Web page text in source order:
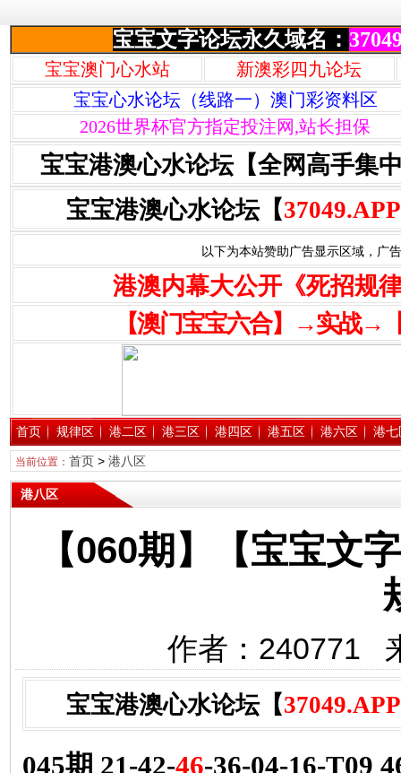
宝宝文字论坛永久域名：
宝宝澳门心水站
新澳彩四九论坛
宝宝心水论坛（线路一）澳门彩资料区
2026世界杯官方指定投注网,站长担保
宝宝港澳心水论坛【全网高手集
宝宝港澳心水论坛【37049.APP
以下为本站赞助广告显示区域，广
港澳内幕大公开《死招规
【澳门宝宝六合】→实战→
首页 规律区 港二区 港三区 港四区 港五区 港六区 港七
当前位置： 首页> 港八区
港八区
【060期】【宝宝文
作者：240771
宝宝港澳心水论坛【37049.APP
045期 21-42-46-36-04-16-T09